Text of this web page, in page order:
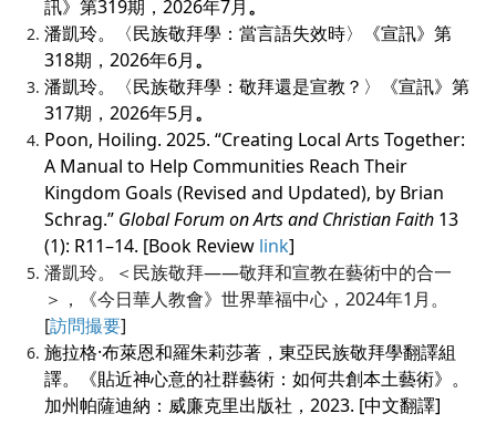
訊》第319期，2026年7月 。
潘凱玲。〈民族敬拜學：當言語失效時〉《宣訊》第
318期，2026年6月。
潘凱玲。〈民族敬拜學：敬拜還是宣教？〉《宣訊》第
317期，2026年5月。
Poon, Hoiling. 2025. “Creating Local Arts Together:
A Manual to Help Communities Reach Their
Kingdom Goals (Revised and Updated), by Brian
Schrag.” Global Forum on Arts and Christian Faith13
(1): R11–14. [Book Review link]
潘凱玲。＜民族敬拜——敬拜和宣教在藝術中的合一
＞，《今日華人教會》世界華福中心，2024年1月。
[訪問撮要]
施拉格·布萊恩和羅朱莉莎著，東亞民族敬拜學翻譯組
譯。《貼近神心意的社群藝術：如何共創本土藝術》。
加州帕薩迪納：威廉克里出版社，2023. [中文翻譯]